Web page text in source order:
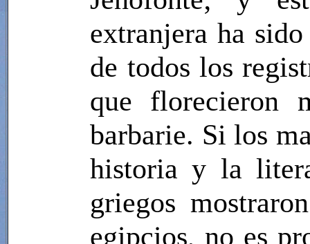
extranjera ha
de todos los
que florecieron
barbarie. Si los
historia y la
griegos
egipcios, no es